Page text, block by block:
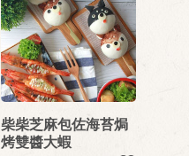
柴柴芝麻包佐海苔焗
烤雙醬大蝦